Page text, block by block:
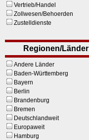
Vertrieb/Handel
Zollwesen/Behoerden
Zustelldienste
Regionen/Länder
Andere Länder
Baden-Württemberg
Bayern
Berlin
Brandenburg
Bremen
Deutschlandweit
Europaweit
Hamburg